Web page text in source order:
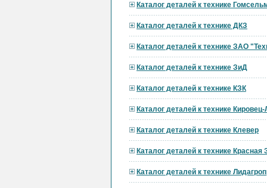
Каталог деталей к технике
Каталог деталей к технике ДКЗ
Каталог деталей к технике ЗАО
Каталог деталей к технике ЗиД
Каталог деталей к технике КЗК
Каталог деталей к технике
Каталог деталей к технике Клевер
Каталог деталей к технике Красная
Каталог деталей к технике